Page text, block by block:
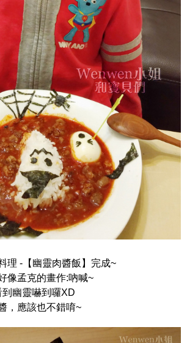
理 -【幽靈肉醬飯】完成~
像孟克的畫作:吶喊~
幽靈嚇到囉XD
，應該也不錯唷~